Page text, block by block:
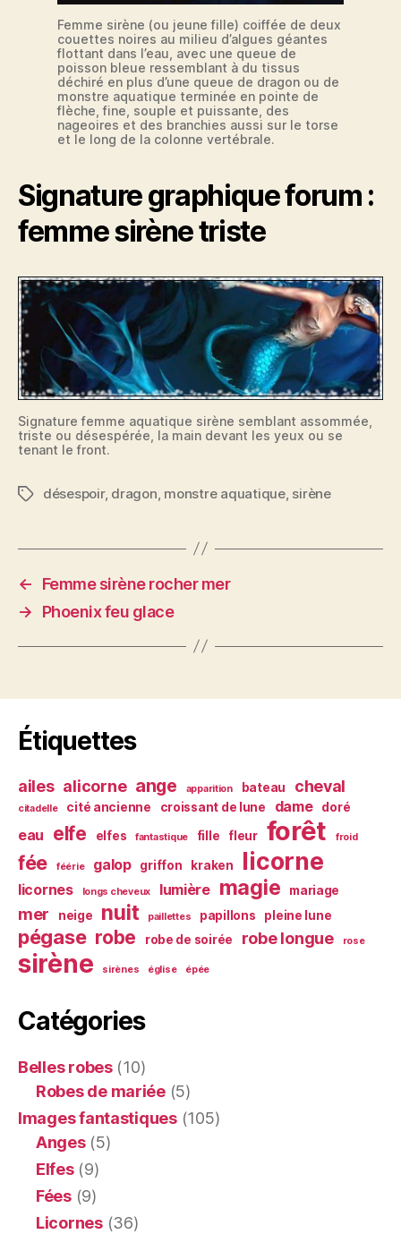
Femme sirène (ou jeune fille) coiffée de deux
couettes noires au milieu d’algues géantes
flottant dans l’eau, avec une queue de
poisson bleue ressemblant à du tissus
déchiré en plus d’une queue de dragon ou de
monstre aquatique terminée en pointe de
flèche, fine, souple et puissante, des
nageoires et des branchies aussi sur le torse
et le long de la colonne vertébrale.
Signature graphique forum :
femme sirène triste
Signature femme aquatique sirène semblant assommée,
triste ou désespérée, la main devant les yeux ou se
tenant le front.
Étiquettes
désespoir, dragon monstre aquatique, sirène
←
Femme sirène rocher mer
→
Phoenix feu glace
Étiquettes
ailes alicorne ange apparition bateau cheval
citadelle cité ancienne croissant de lune dame doré
eau elfe elfes fantastique fille fleur forêt froid
fée féérie galop griffon kraken licorne
licornes longs cheveux lumière magie mariage
mer neige nuit paillettes papillons pleine lune
pégase robe robe de soirée robe longue rose
sirène sirènes église épée
Catégories
Belles robes(10)
Robes de mariée(5)
Images fantastiques(105)
Anges(5)
Elfes(9)
Fées(9)
Licornes(36)